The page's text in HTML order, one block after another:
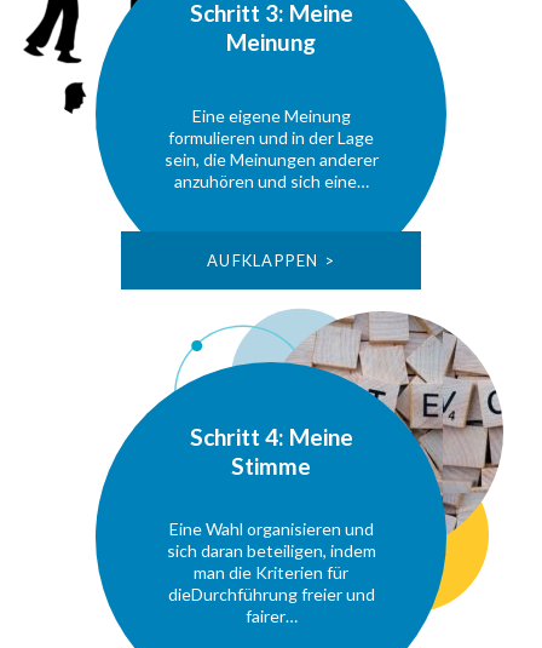
Schritt 3: Meine
Meinung
Eine eigene Meinung
formulieren und in der Lage
sein, die Meinungen anderer
anzuhören und sich eine…
AUFKLAPPEN >
Schritt 4: Meine
Stimme
Eine Wahl organisieren und
sich daran beteiligen, indem
man die Kriterien für
dieDurchführung freier und
fairer…